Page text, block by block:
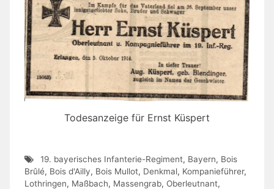
Todesanzeige für Ernst Küspert
19. bayerisches Infanterie-Regiment, Bayern, Bois
Brûlé, Bois d'Ailly, Bois Mullot, Denkmal, Kompanieführer,
Lothringen, Maßbach, Massengrab, Oberleutnant,